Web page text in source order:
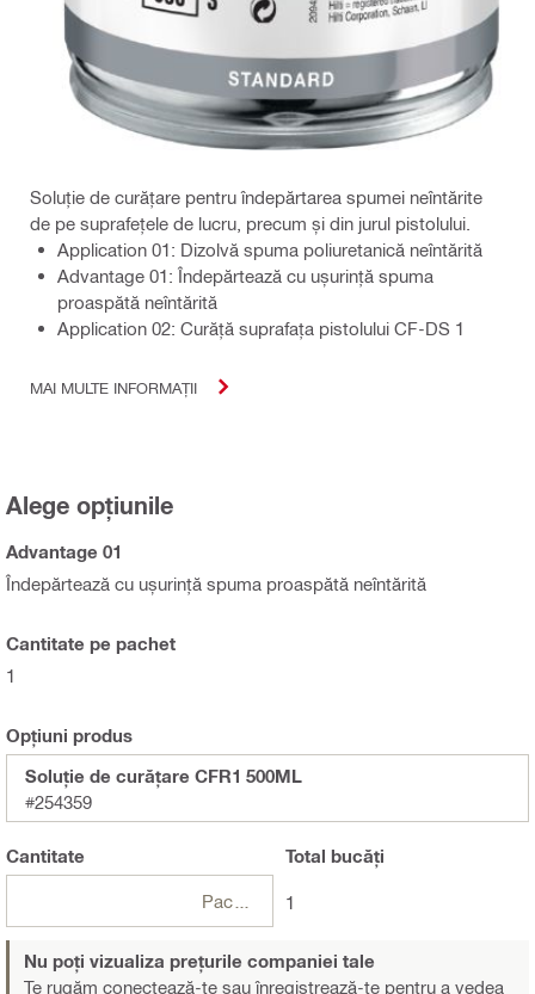
Soluție de curățare pentru îndepărtarea spumei neîntărite
de pe suprafețele de lucru, precum și din jurul pistolului.
Application 01: Dizolvă spuma poliuretanică neîntărită
Advantage 01: Îndepărtează cu ușurință spuma
proaspătă neîntărită
Application 02: Curăță suprafața pistolului CF-DS 1
MAI MULTE INFORMAȚII
Alege opțiunile
Advantage 01
Îndepărtează cu ușurință spuma proaspătă neîntărită
Cantitate pe pachet
1
Opțiuni produs
Soluție de curățare CFR1 500ML
#254359
Cantitate Total bucăți
1
Nu poți vizualiza prețurile companiei tale
Te rugăm conectează-te sau înregistrează-te pentru a vedea